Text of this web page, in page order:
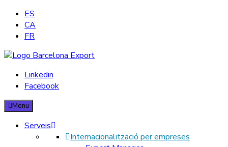
ES
CA
FR
Barcelona Export – Consultoria d'exportació
Linkedin
Facebook
Menu
Serveis
Internacionalització per empreses